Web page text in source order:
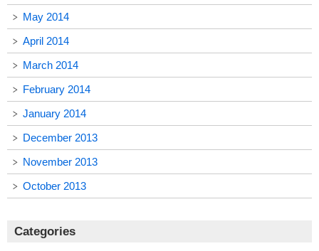
May 2014
April 2014
March 2014
February 2014
January 2014
December 2013
November 2013
October 2013
Categories